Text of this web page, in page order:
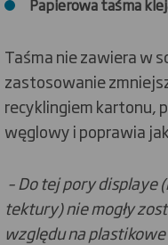
Papierowa taśma
Taśma nie zawiera w
zastosowanie
recyklingiem kartonu,
węglowy i poprawia
– Do tej pory
tektury) nie mogły
względu na